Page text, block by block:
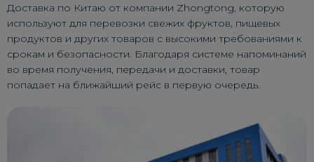
Доставка по Китаю от компании Zhongtong, которую
используют для перевозки свежих фруктов, пищевых
продуктов и других товаров с высокими требованиями к
срокам и безопасности. Благодаря системе напоминаний
во время получения, передачи и доставки, товар
попадает на ближайший рейс в первую очередь.